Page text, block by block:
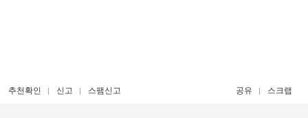
추천확인 신고 스팸신고 공유 스크랩